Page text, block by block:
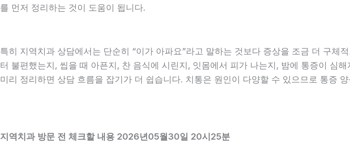
를 먼저 정리하는 것이 도움이 됩니다.
특히 지역치과 상담에서는 단순히 “이가 아파요”라고 말하는 것보다 증상을 조금 더 구
터 불편했는지, 씹을 때 아픈지, 찬 음식에 시린지, 잇몸에서 피가 나는지, 밤에 통증이
미리 정리하면 상담 흐름을 잡기가 더 쉽습니다. 치통은 원인이 다양할 수 있으므로 통증
지역치과 방문 전 체크할 내용 2026년05월30일 20시25분